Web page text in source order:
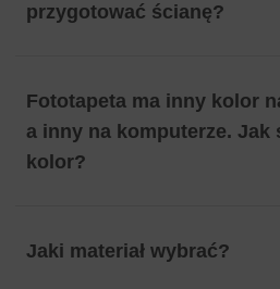
przygotować ścianę?
Fototapeta ma inny kolor
a inny na komputerze. Jak
kolor?
Jaki materiał wybrać?